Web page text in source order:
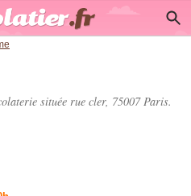
située rue cler, 75007 Paris.